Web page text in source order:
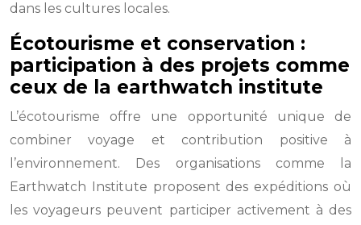
dans les cultures locales.
Écotourisme et conservation :
participation à des projets comme
ceux de la earthwatch institute
L’écotourisme offre une opportunité unique de
combiner voyage et contribution positive à
l’environnement. Des organisations comme la
Earthwatch Institute proposent des expéditions où
les voyageurs peuvent participer activement à des